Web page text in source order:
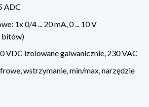
ADC
1x 0/4 ... 20 mA, 0 ... 10 V
bitów)
VDC izolowane galwanicznie, 230 VAC
wstrzymanie, min/max, narzędzie